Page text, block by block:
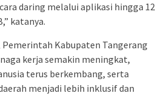
daring melalui aplikasi hingga 12
katanya.
Pemerintah Kabupaten Tangerang
kerja semakin meningkat,
terus berkembang, serta
menjadi lebih inklusif dan